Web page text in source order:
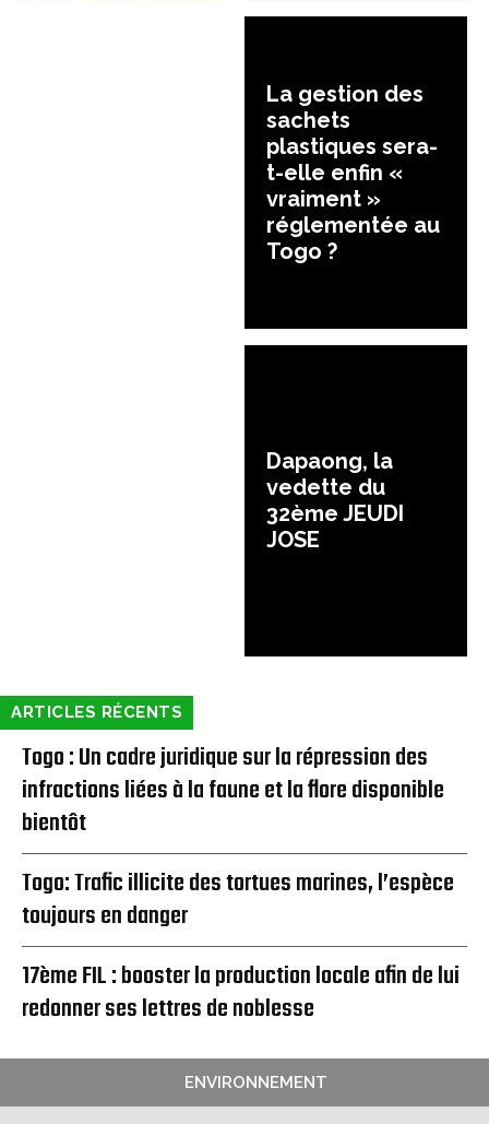
La gestion des
sachets
plastiques sera-
t-elle enfin «
vraiment »
réglementée au
Togo ?
Dapaong, la
vedette du
32ème JEUDI
JOSE
ARTICLES RÉCENTS
Togo : Un cadre juridique sur la répression des
infractions liées à la faune et la flore disponible
bientôt
Togo: Trafic illicite des tortues marines, l’espèce
toujours en danger
17ème FIL : booster la production locale afin de lui
redonner ses lettres de noblesse
ENVIRONNEMENT